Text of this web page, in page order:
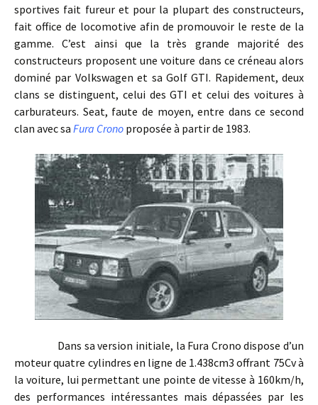
sportives fait fureur et pour la plupart des constructeurs,
fait office de locomotive afin de promouvoir le reste de la
gamme. C’est ainsi que la très grande majorité des
constructeurs proposent une voiture dans ce créneau alors
dominé par Volkswagen et sa Golf GTI. Rapidement, deux
clans se distinguent, celui des GTI et celui des voitures à
carburateurs. Seat, faute de moyen, entre dans ce second
clan avec sa Fura Crono proposée à partir de 1983.
Dans sa version initiale, la Fura Crono dispose d’un
moteur quatre cylindres en ligne de 1.438cm3 offrant 75Cv à
la voiture, lui permettant une pointe de vitesse à 160km/h,
des performances intéressantes mais dépassées par les